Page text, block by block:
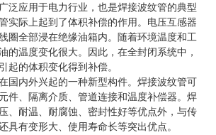
泛应用于电力行业，也是焊接波纹管的典型
实际上起到了体积补偿的作用。电压互感器
圈全部浸在绝缘油箱内。随着环境温度和工
的温度变化很大。因此，在全封闭系统中，
起的体积变化得到补偿。
国内外兴起的一种新型构件。焊接波纹管可
件、隔离介质、管道连接和温度补偿器。焊
、耐温、耐腐蚀、密封性好等优点外，与传
具有变形大、使用寿命长等突出优点。